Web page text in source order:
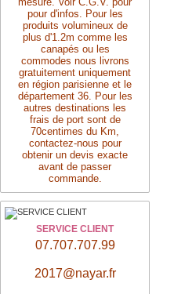
pour d'infos. Pour les
produits volumineux de
plus d'1.2m comme les
canapés ou les
commodes nous livrons
gratuitement uniquement
en région parisienne et le
département 36. Pour les
autres destinations les
frais de port sont de
70centimes du Km,
contactez-nous pour
obtenir un devis exacte
avant de passer
commande.
SERVICE CLIENT
07.707.707.99
2017@nayar.fr